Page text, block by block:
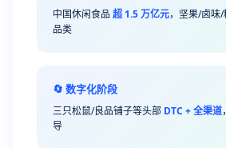
中国休闲食品 超 1.5 万亿元，坚果/卤味
品类
🔄 数字化阶段
三只松鼠/良品铺子等头部 DTC + 全渠道
导